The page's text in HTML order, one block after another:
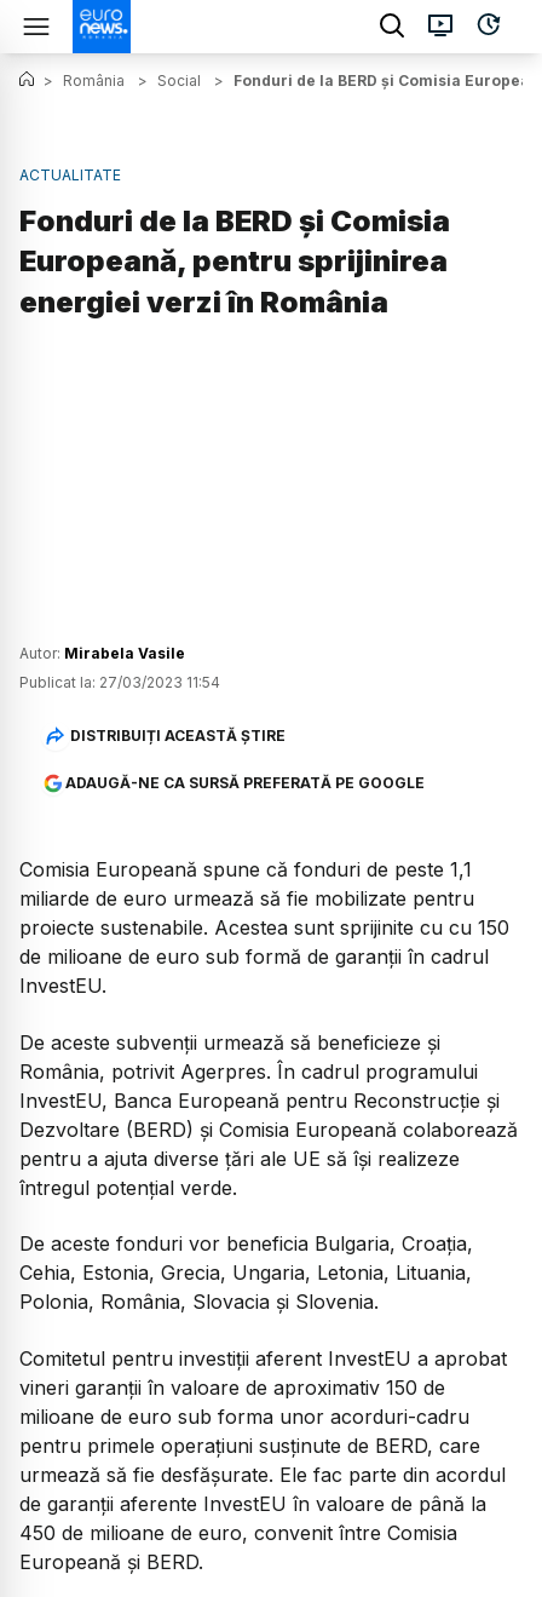
> România > Social > Fonduri de la BERD şi Comisia
ACTUALITATE
Fonduri de la BERD şi Comisia
Europeană, pentru sprijinirea
energiei verzi în România
Autor: Mirabela Vasile
Publicat la: 27/03/2023 11:54
DISTRIBUIȚI ACEASTĂ ȘTIRE
ADAUGĂ-NE CA SURSĂ PREFERATĂ PE GOOGLE
Comisia Europeană spune că fonduri de peste 1,1
miliarde de euro urmează să fie mobilizate pentru
proiecte sustenabile. Acestea sunt sprijinite cu cu 150
de milioane de euro sub formă de garanţii în cadrul
InvestEU.
De aceste subvenții urmează să beneficieze și
România, potrivit Agerpres. În cadrul programului
InvestEU, Banca Europeană pentru Reconstrucţie şi
Dezvoltare (BERD) şi Comisia Europeană colaborează
pentru a ajuta diverse ţări ale UE să îşi realizeze
întregul potenţial verde.
De aceste fonduri vor beneficia Bulgaria, Croaţia,
Cehia, Estonia, Grecia, Ungaria, Letonia, Lituania,
Polonia, România, Slovacia şi Slovenia.
Comitetul pentru investiţii aferent InvestEU a aprobat
vineri garanţii în valoare de aproximativ 150 de
milioane de euro sub forma unor acorduri-cadru
pentru primele operaţiuni susţinute de BERD, care
urmează să fie desfăşurate. Ele fac parte din acordul
de garanţii aferente InvestEU în valoare de până la
450 de milioane de euro, convenit între Comisia
Europeană şi BERD.